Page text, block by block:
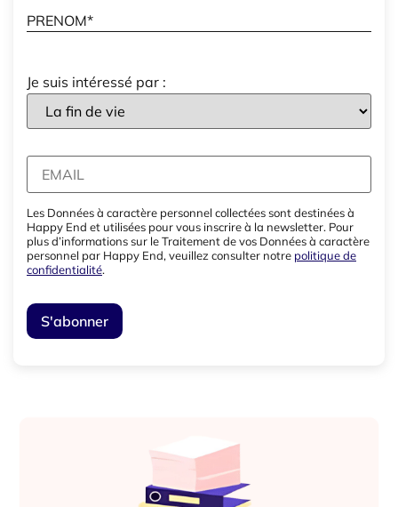
Je suis intéressé par :
Les Données à caractère personnel collectées sont destinées à
Happy End et utilisées pour vous inscrire à la newsletter. Pour
plus d’informations sur le Traitement de vos Données à caractère
personnel par Happy End, veuillez consulter notre politique de
confidentialité.